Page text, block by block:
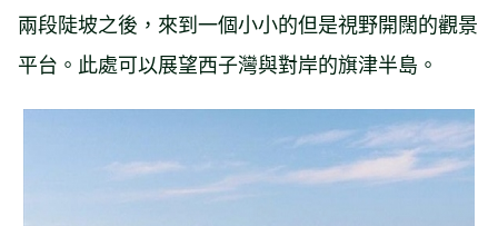
兩段陡坡之後，來到一個小小的但是視野開闊的觀景
平台。此處可以展望西子灣與對岸的旗津半島。